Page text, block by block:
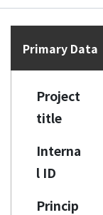
Statistics
Primary Data
Project
title
Interna
l ID
Princip